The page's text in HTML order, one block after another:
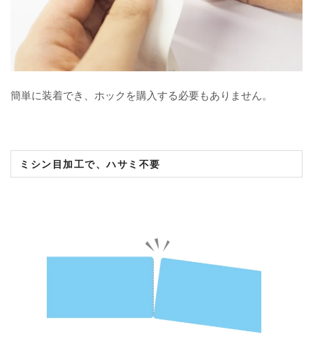
簡単に装着でき、ホックを購入する必要もありません。
ミシン目加工で、ハサミ不要